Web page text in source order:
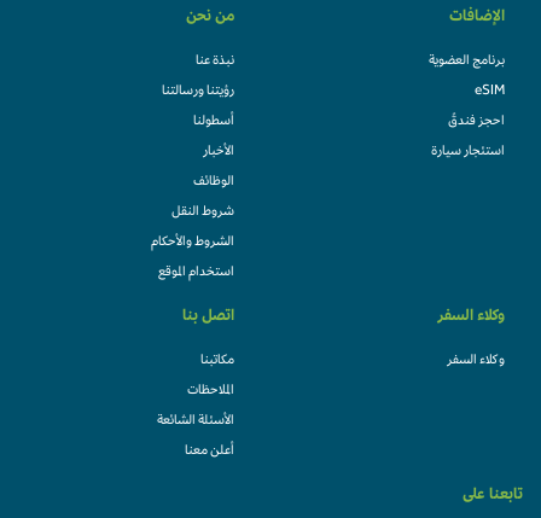
الإضافات
برنامج العضوية
eSIM
احجز فندقً
استئجار سيارة
من نحن
نبذة عنا
رؤيتنا ورسالتنا
أسطولنا
الأخبار
الوظائف
شروط النقل
الشروط والأحكام
استخدام الموقع
وكلاء السفر
وكلاء السفر
اتصل بنا
مكاتبنا
الملاحظات
الأسئلة الشائعة
أعلن معنا
تابعنا على